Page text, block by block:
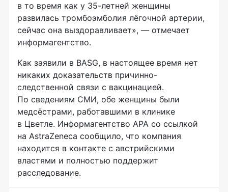
в то время как у 35-летней женщины
развилась тромбоэмболия лёгочной артерии,
сейчас она выздоравливает», — отмечает
информагентство.
Как заявили в BASG, в настоящее время нет
никаких доказательств причинно-
следственной связи с вакцинацией.
По сведениям СМИ, обе женщины были
медсёстрами, работавшими в клинике
в Цветле. Информагентство APA со ссылкой
на AstraZeneca сообщило, что компания
находится в контакте с австрийскими
властями и полностью поддержит
расследование.